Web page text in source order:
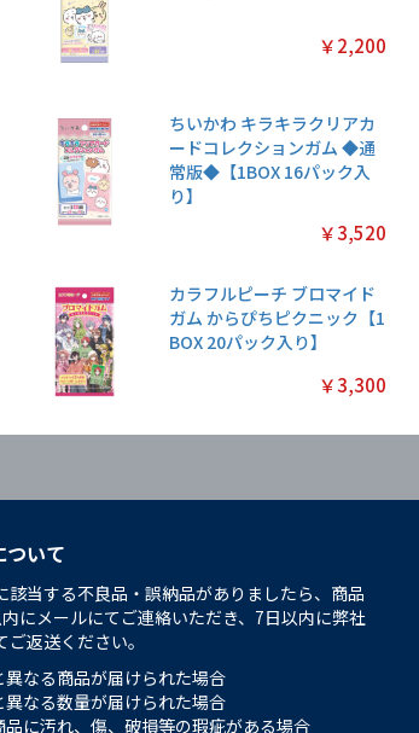
￥2,200
ちいかわ キラキラクリアカ
ードコレクションガム ◆通
常版◆【1BOX 16パック入
り】
￥3,520
カラフルピーチ ブロマイド
ガム からぴちピクニック【1
BOX 20パック入り】
￥3,300
ついて
該当する不良品・誤納品がありましたら、商品
にメールにてご連絡いただき、7日以内に弊社
返送ください。
異なる商品が届けられた場合
異なる数量が届けられた場合
品に汚れ、傷、破損等の瑕疵がある場合